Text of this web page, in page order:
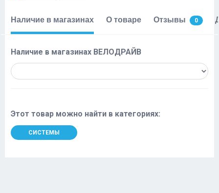
Наличие в магазинах О товаре Отзывы 0
Наличие в магазинах ВЕЛОДРАЙВ
Этот товар можно найти в категориях:
СИСТЕМЫ